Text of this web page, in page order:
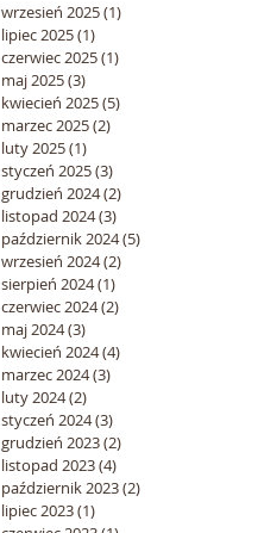
wrzesień 2025(1)
lipiec 2025(1)
czerwiec 2025(1)
maj 2025(3)
kwiecień 2025(5)
marzec 2025(2)
luty 2025(1)
styczeń 2025(3)
grudzień 2024(2)
listopad 2024(3)
październik 2024(5)
wrzesień 2024(2)
sierpień 2024(1)
czerwiec 2024(2)
maj 2024(3)
kwiecień 2024(4)
marzec 2024(3)
luty 2024(2)
styczeń 2024(3)
grudzień 2023(2)
listopad 2023(4)
październik 2023(2)
lipiec 2023(1)